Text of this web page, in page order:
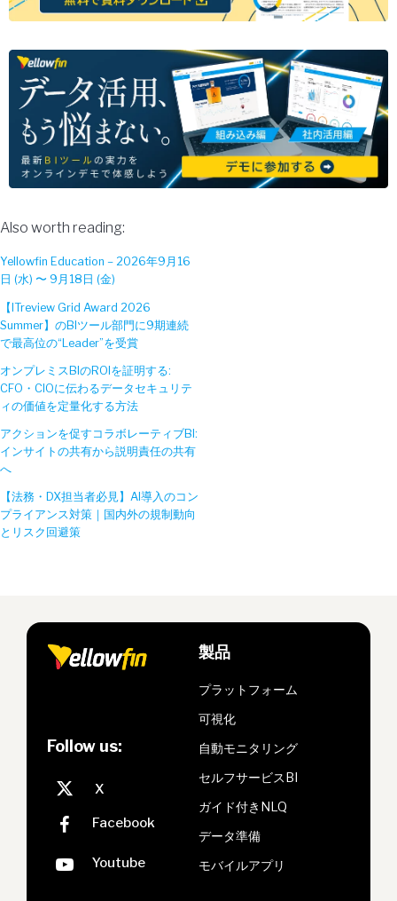
Also worth reading:
Yellowfin Education – 2026年9月16
日 (水) 〜 9月18日 (金)
【ITreview Grid Award 2026
Summer】のBIツール部門に9期連続
で最高位の“Leader”を受賞
オンプレミスBIのROIを証明する:
CFO・CIOに伝わるデータセキュリテ
ィの価値を定量化する方法
アクションを促すコラボレーティブBI:
インサイトの共有から説明責任の共有
へ
【法務・DX担当者必見】AI導入のコン
プライアンス対策｜国内外の規制動向
とリスク回避策
Follow us:
製品
プラットフォーム
可視化
自動モニタリング
セルフサービスBI
ガイド付きNLQ
データ準備
モバイルアプリ